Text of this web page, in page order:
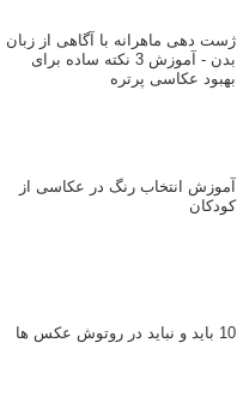
ژست دهی ماهرانه با آگاهی از زبان
بدن - آموزش 3 نکته ساده برای
بهبود عکاسی پرتره
آموزش انتخاب رنگ در عکاسی از
کودکان
10 باید و نباید در روتوش عکس ها